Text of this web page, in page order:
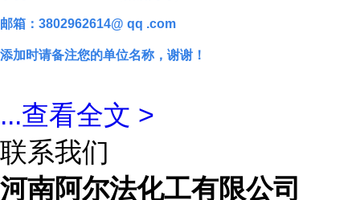
邮箱：3802962614@ qq .com
添加时请备注您的单位名称，谢谢！
...查看全文 >
联系我们
河南阿尔法化工有限公司